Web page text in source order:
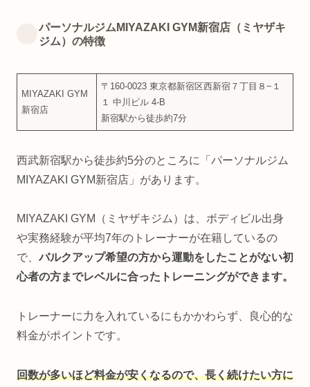
パーソナルジムMIYAZAKI GYM新宿店（ミヤザキ
ジム）の特徴
MIYAZAKI GYM
新宿店
〒160-0023 東京都新宿区西新宿７丁目８−１
１ 中川ビル 4-B
新宿駅から徒歩約7分
西武新宿駅から徒歩約5分のところに「パーソナルジム
MIYAZAKI GYM新宿店」があります。
MIYAZAKI GYM（ミヤザキジム）は、ボディビル出身
や実務経験が平均7年のトレーナーが在籍しているの
で、バルクアップ希望の方から運動をしたことがない初
心者の方までレベルに合ったトレーニングができます。
トレーナーに力を入れているにもかかわらず、良心的な
料金がポイントです。
回数が多いほど料金が安くなるので、長く続けたい方に